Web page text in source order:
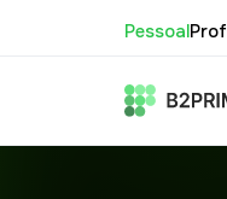
Pessoal